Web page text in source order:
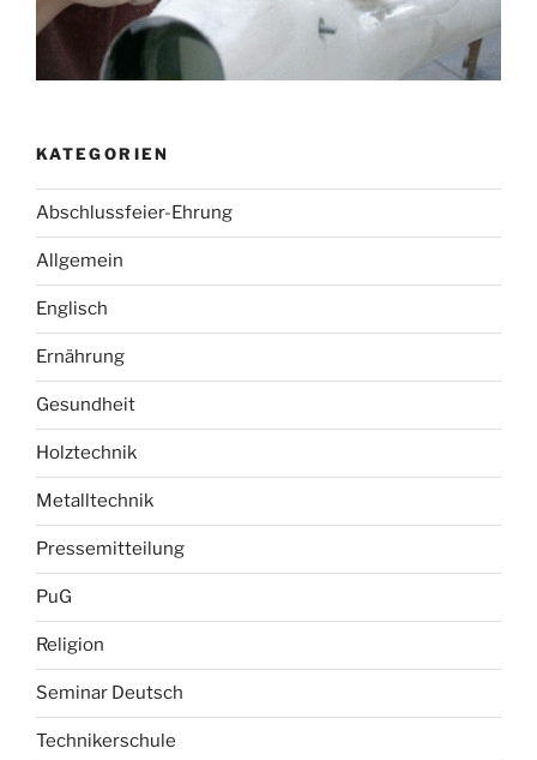
KATEGORIEN
Abschlussfeier-Ehrung
Allgemein
Englisch
Ernährung
Gesundheit
Holztechnik
Metalltechnik
Pressemitteilung
PuG
Religion
Seminar Deutsch
Technikerschule